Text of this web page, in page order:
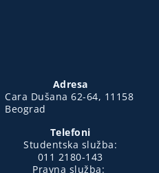
Adresa
Cara Dušana 62-64, 11158
Beograd
Telefoni
Studentska služba:
011 2180-143
Pravna služba: